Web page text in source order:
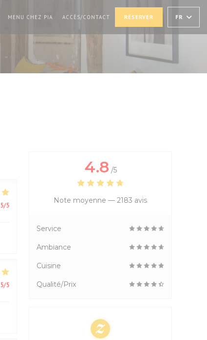
((OUVRE UNE NOUVELLE FENÊTRE))
MENU CHEZ PIA ((OUVRE UNE NOUVELLE FENÊTRE))
ACCÈS/CONTACT RÉSERVER FR
5/5
5/5
4.8 /5
Note moyenne — 2183 avis
Service
Ambiance
Cuisine
Qualité/Prix